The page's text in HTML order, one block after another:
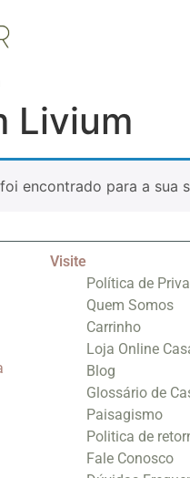
Livium
encontrado para a sua
Visite
Política de
Quem Somos
Carrinho
Loja Online
Blog
Glossário de
Paisagismo
Politica de
Fale Conosco